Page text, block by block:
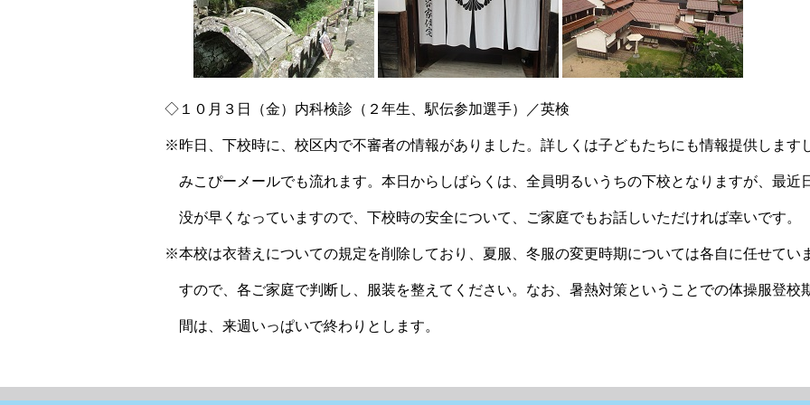
◇１０月３日（金）内科検診（２年生、駅伝参加選手）／英検
※昨日、下校時に、校区内で不審者の情報がありました。詳しくは子どもたちにも情報提供します
みこぴーメールでも流れます。本日からしばらくは、全員明るいうちの下校となりますが、最近
没が早くなっていますので、下校時の安全について、ご家庭でもお話しいただければ幸いです。
※本校は衣替えについての規定を削除しており、夏服、冬服の変更時期については各自に任せてい
すので、各ご家庭で判断し、服装を整えてください。なお、暑熱対策ということでの体操服登校
間は、来週いっぱいで終わりとします。